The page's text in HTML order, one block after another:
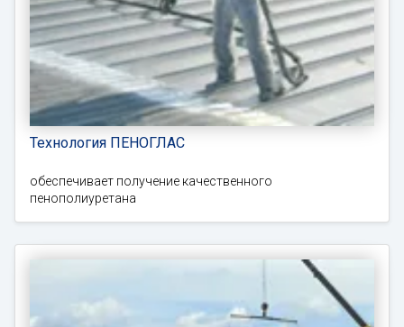
Технология ПЕНОГЛАС
обеспечивает получение качественного
пенополиуретана